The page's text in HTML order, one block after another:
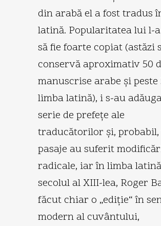
din arabă el a fost tradus
latină. Popularitatea lui l-
să fie foarte copiat (astăzi
conservă aproximativ 50
manuscrise arabe şi peste
limba latină), i s-au
serie de prefeţe ale
traducătorilor şi, probabil,
pasaje au suferit
radicale, iar în limba
secolul al XIII-lea, Roger
făcut chiar o „ediţie“ în
modern al cuvântului,